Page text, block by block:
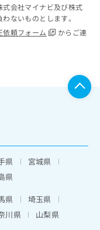
会社マイナビ及び株式
ないものとします。
依頼フォーム
からご連
県
宮城県
県
県
埼玉県
川県
山梨県